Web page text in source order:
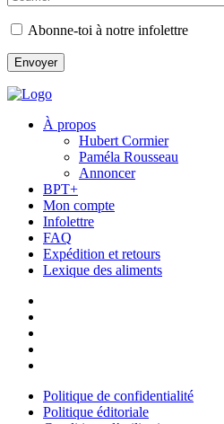
Abonne-toi à notre infolettre
À propos
Hubert Cormier
Paméla Rousseau
Annoncer
BPT+
Mon compte
Infolettre
FAQ
Expédition et retours
Lexique des aliments
Politique de confidentialité
Politique éditoriale